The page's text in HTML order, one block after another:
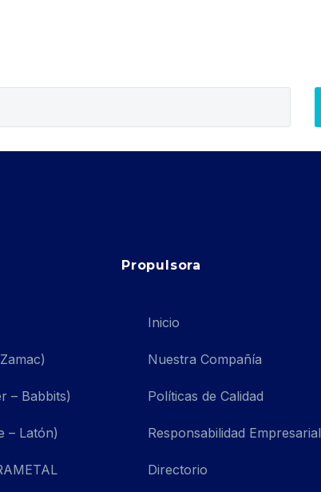
– Babbits)
– Latón)
Propulsora
Inicio
Nuestra Compañía
Políticas de Calidad
Responsabilidad Empresarial
Directorio